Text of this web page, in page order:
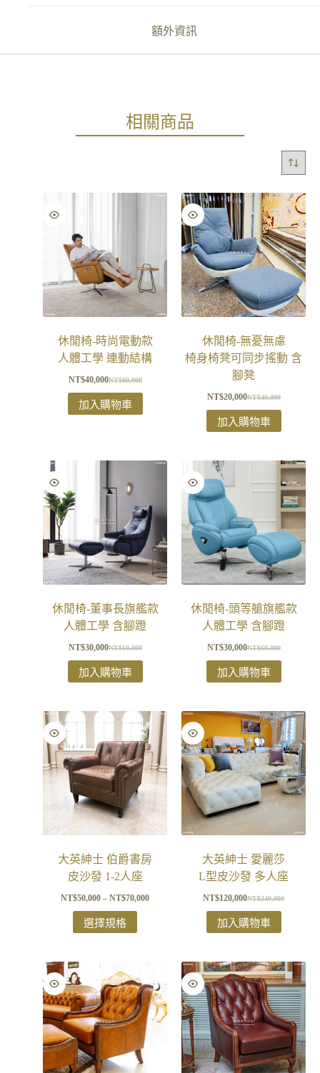
額外資訊
相關商品
休閒椅-時尚電動款
人體工學 連動結構
NT$80,000
NT$40,000
加入購物車
休閒椅-無憂無慮
椅身椅凳可同步搖動 含
腳凳
NT$40,000
NT$20,000
加入購物車
休閒椅-董事長旗艦款
人體工學 含腳蹬
NT$60,000
NT$30,000
加入購物車
休閒椅-頭等艙旗艦款
人體工學 含腳蹬
NT$60,000
NT$30,000
加入購物車
大英紳士 伯爵書房
皮沙發 1-2人座
NT$50,000 – NT$70,000
選擇規格
大英紳士 愛麗莎
L型皮沙發 多人座
NT$240,000
NT$120,000
加入購物車